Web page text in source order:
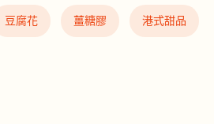
豆腐花 薑糖膠 港式甜品